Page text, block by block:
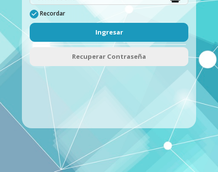
Recordar
Ingresar
Recuperar Contraseña